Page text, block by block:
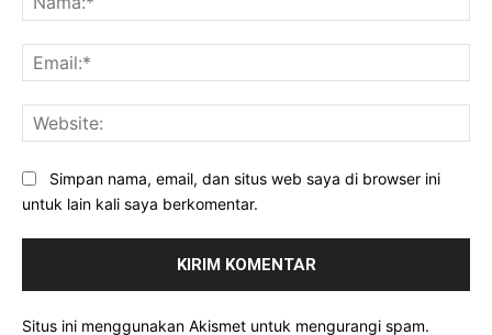
Simpan nama, email, dan situs web saya di browser ini
untuk lain kali saya berkomentar.
Situs ini menggunakan Akismet untuk mengurangi spam.